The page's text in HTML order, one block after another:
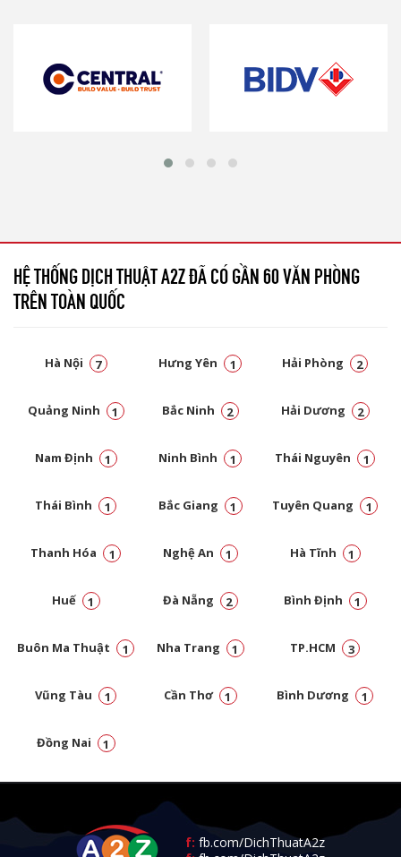
HỆ THỐNG DỊCH THUẬT A2Z ĐÃ CÓ GẦN 60 VĂN PHÒNG
TRÊN TOÀN QUỐC
Hà Nội 7 Hưng Yên 1 Hải Phòng 2
Quảng Ninh 1 Bắc Ninh 2 Hải Dương 2
Nam Định 1 Ninh Bình 1 Thái Nguyên 1
Thái Bình 1 Bắc Giang 1 Tuyên Quang 1
Thanh Hóa 1 Nghệ An 1 Hà Tĩnh 1
Huế 1 Đà Nẵng 2 Bình Định 1
Buôn Ma Thuật 1 Nha Trang 1 TP.HCM 3
Vũng Tàu 1 Cần Thơ 1 Bình Dương 1
Đồng Nai 1
f: fb.com/DichThuatA2z